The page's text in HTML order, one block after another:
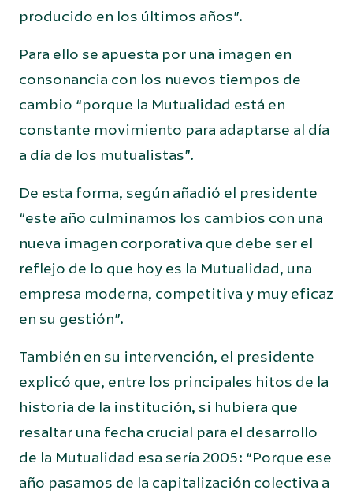
producido en los últimos años”.
Para ello se apuesta por una imagen en
consonancia con los nuevos tiempos de
cambio “porque la Mutualidad está en
constante movimiento para adaptarse al día
a día de los mutualistas”.
De esta forma, según añadió el presidente
“este año culminamos los cambios con una
nueva imagen corporativa que debe ser el
reflejo de lo que hoy es la Mutualidad, una
empresa moderna, competitiva y muy eficaz
en su gestión”.
También en su intervención, el presidente
explicó que, entre los principales hitos de la
historia de la institución, si hubiera que
resaltar una fecha crucial para el desarrollo
de la Mutualidad esa sería 2005: “Porque ese
año pasamos de la capitalización colectiva a